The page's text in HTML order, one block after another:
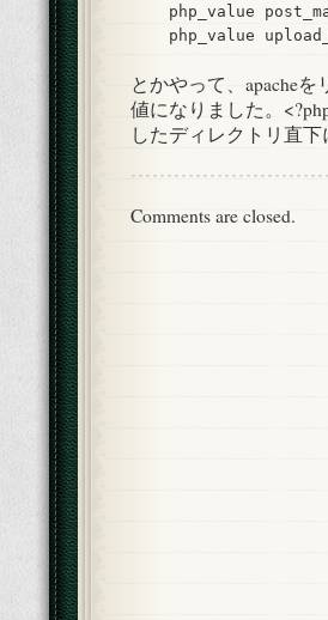
php_value
とかやって、apache
値になりました。
したディレクトリ直
Comments are closed.